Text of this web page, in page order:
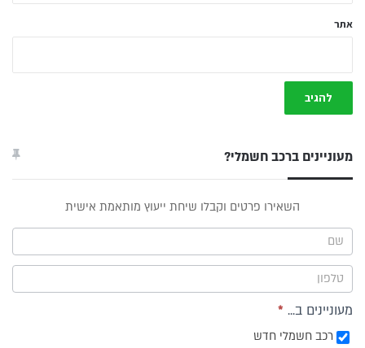
אתר
מעוניינים ברכב חשמלי?
תפריט
צד
השאירו פרטים וקבלו שיחת ייעוץ מותאמת אישית
מעוניינים ב... *
רכב חשמלי חדש